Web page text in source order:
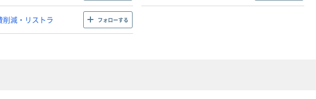
削減・リストラ フォローする